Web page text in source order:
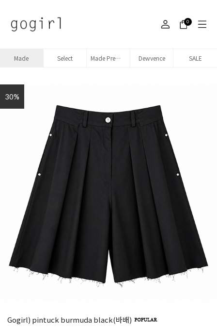
0
Made Select Made Premium denim Dewvence SALE
30%
Gogirl) pintuck burmuda black(바배)